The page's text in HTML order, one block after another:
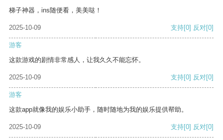
梯子神器，ins随便看，美美哒！
2025-10-09 支持[0] 反对[0]
游客
这款游戏的剧情非常感人，让我久久不能忘怀。
2025-10-09 支持[0] 反对[0]
游客
这款app就像我的娱乐小助手，随时随地为我的娱乐提供帮助。
2025-10-09 支持[0] 反对[0]